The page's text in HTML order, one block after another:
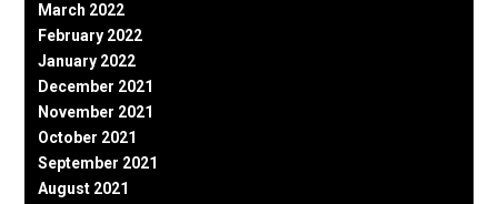
March 2022
February 2022
January 2022
December 2021
November 2021
October 2021
September 2021
August 2021